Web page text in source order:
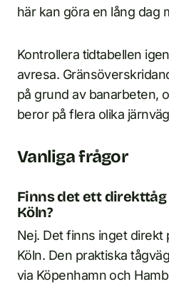
här kan göra en lång dag
Kontrollera tidtabellen
avresa.
på grund av banarbeten,
beror på flera olika
Vanliga frågor
Finns det ett
Köln?
Nej. Det finns inget direkt
Köln. Den praktiska
via Köpenhamn och